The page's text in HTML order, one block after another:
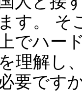
す。 そ
でハー
理解し
要です